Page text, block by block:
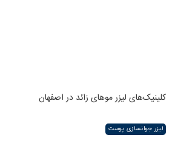
کلینیک‌های لیزر موهای زائد در اصفهان
لیزر جوانسازی پوست